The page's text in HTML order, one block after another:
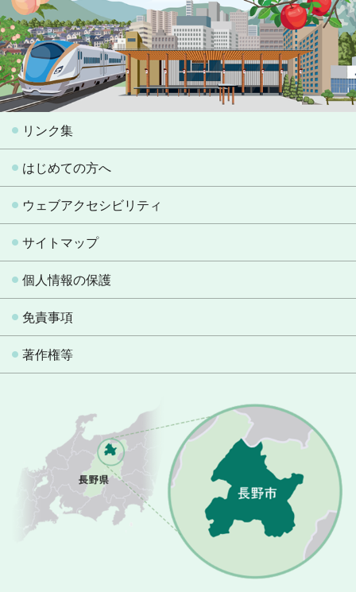
リンク集
はじめての方へ
ウェブアクセシビリティ
サイトマップ
個人情報の保護
免責事項
著作権等